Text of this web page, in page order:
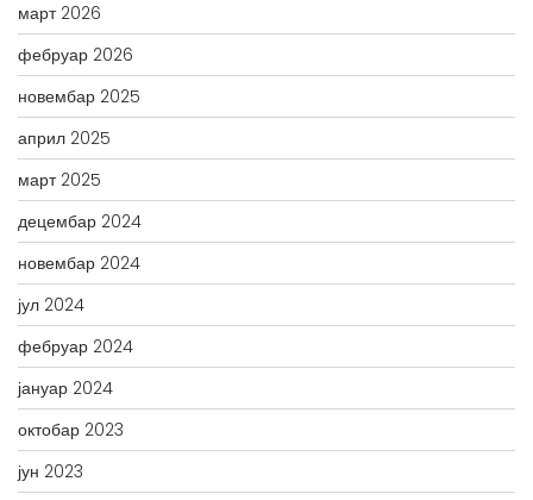
март 2026
фебруар 2026
новембар 2025
април 2025
март 2025
децембар 2024
новембар 2024
јул 2024
фебруар 2024
јануар 2024
октобар 2023
јун 2023